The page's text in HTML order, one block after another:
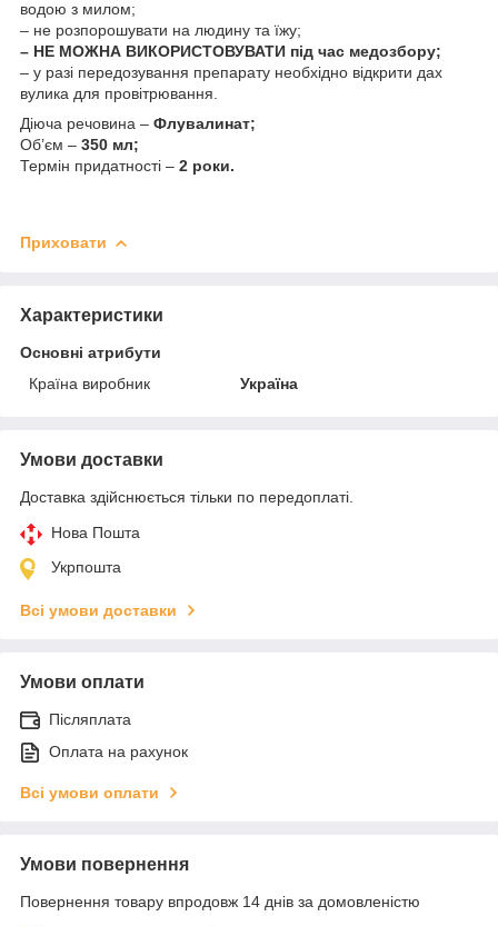
водою з милом;
– не розпорошувати на людину та їжу;
– НЕ МОЖНА ВИКОРИСТОВУВАТИ під час медозбору;
– у разі передозування препарату необхідно відкрити дах
вулика для провітрювання.
Діюча речовина – Флувалинат;
Об’єм – 350 мл;
Термін придатності – 2 роки.
Приховати
Характеристики
Основні атрибути
Країна виробник
Україна
Умови доставки
Доставка здійснюється тільки по передоплаті.
Нова Пошта
Укрпошта
Всі умови доставки
Умови оплати
Післяплата
Оплата на рахунок
Всі умови оплати
Умови повернення
Повернення товару впродовж 14 днів за домовленістю